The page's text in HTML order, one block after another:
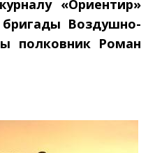
«Ориентир»
бригады Воздушно­
полковник Роман